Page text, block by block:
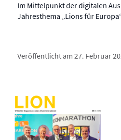
Im Mittelpunkt der digitalen
Jahresthema „Lions für
Veröffentlicht am 27. Februar